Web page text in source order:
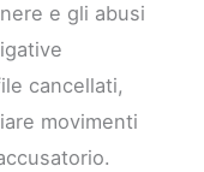
e gli abusi
cancellati,
movimenti